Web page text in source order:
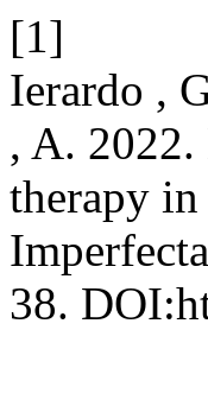
[1]
Ierardo ,
, A.
therapy
38.